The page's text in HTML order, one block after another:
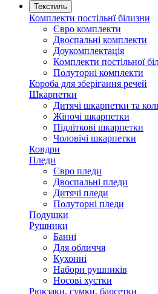
Текстиль
Комплекти постільнї білизни
Євро комплекти
Двоспальні комплекти
Доукомплектація
Комплекти постільної
Полуторні комплекти
Короба для зберігання речей
Шкарпетки
Дитячі шкарпетки та
Жіночі шкарпетки
Підліткові шкарпетки
Чоловічі шкарпетки
Ковдри
Пледи
Євро пледи
Двоспальні пледи
Дитячі пледи
Полуторні пледи
Подушки
Рушники
Банні
Для обличчя
Кухонні
Набори рушників
Носові хустки
Рюкзаки, сумки, барсетки